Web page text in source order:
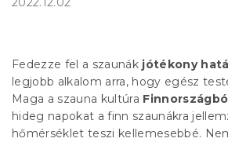
Fedezze fel a szaunák jótékony
legjobb alkalom arra, hogy egész
Maga a szauna kultúra
hideg napokat a finn szaunákra
hőmérséklet teszi kellemesebbé.